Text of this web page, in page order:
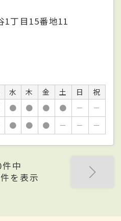
1丁目15番地11
水 木 金 土 日
祝
● ● ● ● －
－
● ● ● － － －
中
を表示